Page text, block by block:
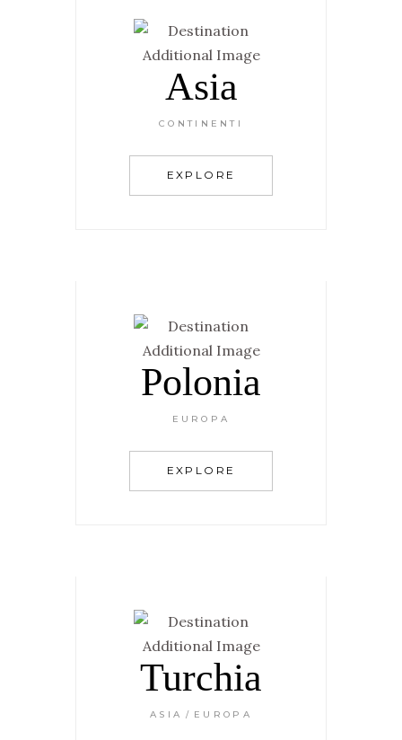
Asia
CONTINENTI
EXPLORE
Polonia
EUROPA
EXPLORE
Turchia
ASIA EUROPA